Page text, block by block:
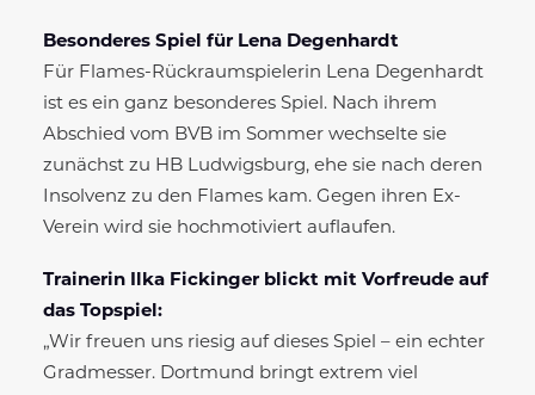
Besonderes Spiel für Lena Degenhardt
Für Flames-Rückraumspielerin Lena Degenhardt
ist es ein ganz besonderes Spiel. Nach ihrem
Abschied vom BVB im Sommer wechselte sie
zunächst zu HB Ludwigsburg, ehe sie nach deren
Insolvenz zu den Flames kam. Gegen ihren Ex-
Verein wird sie hochmotiviert auflaufen.
Trainerin Ilka Fickinger blickt mit Vorfreude auf
das Topspiel:
„Wir freuen uns riesig auf dieses Spiel – ein echter
Gradmesser. Dortmund bringt extrem viel